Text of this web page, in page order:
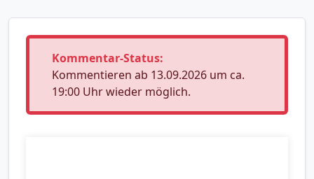
Kommentar-Status:
Kommentieren ab 13.09.2026 um ca.
19:00 Uhr wieder möglich.